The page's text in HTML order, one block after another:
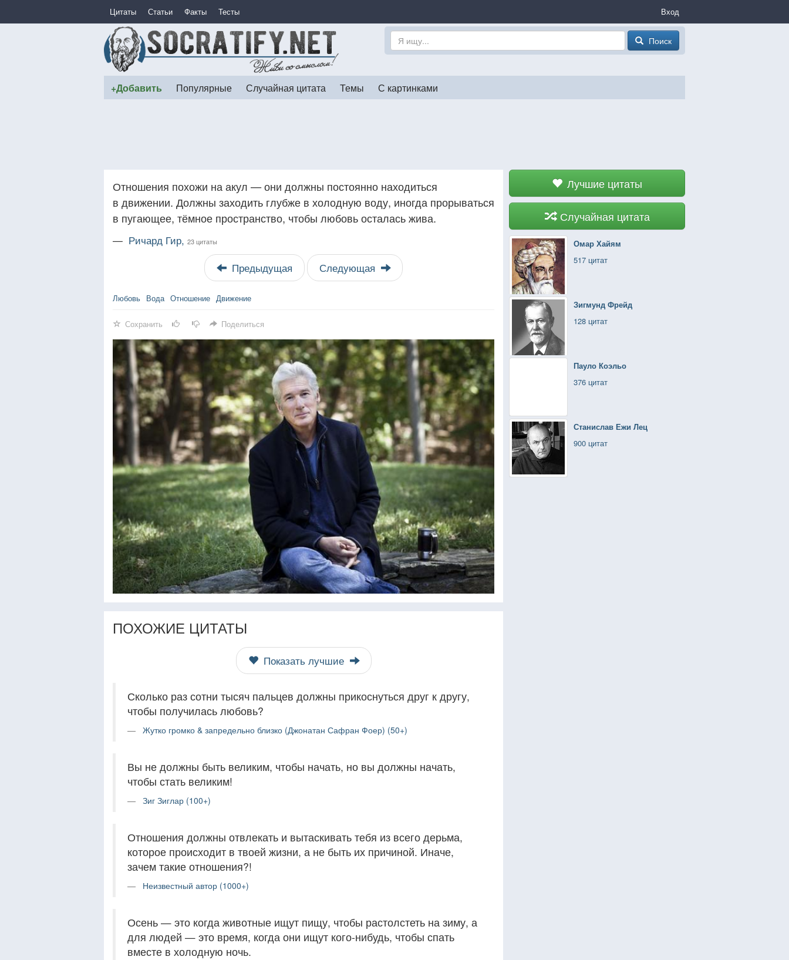
Цитаты Статьи Факты Тесты Вход
Поиск
+Добавить Популярные Случайная цитата Темы С картинками
Лучшие цитаты
Случайная цитата
Омар Хайям
517 цитат
Зигмунд Фрейд
128 цитат
Пауло Коэльо
376 цитат
Станислав Ежи Лец
900 цитат
Отношения похожи на акул — они должны постоянно находиться
в движении. Должны заходить глубже в холодную воду, иногда прорываться
в пугающее, тёмное пространство, чтобы любовь осталась жива.
— Ричард Гир, 23 цитаты
Предыдущая Следующая
Любовь Вода Отношение Движение
Сохранить Поделиться
ПОХОЖИЕ ЦИТАТЫ
Показать лучшие
Сколько раз сотни тысяч пальцев должны прикоснуться друг к другу,
чтобы получилась любовь?
Жутко громко & запредельно близко (Джонатан Сафран Фоер) (50+)
Вы не должны быть великим, чтобы начать, но вы должны начать,
чтобы стать великим!
Зиг Зиглар (100+)
Отношения должны отвлекать и вытаскивать тебя из всего дерьма,
которое происходит в твоей жизни, а не быть их причиной. Иначе,
зачем такие отношения?!
Неизвестный автор (1000+)
Осень — это когда животные ищут пищу, чтобы растолстеть на зиму, а
для людей — это время, когда они ищут кого-нибудь, чтобы спать
вместе в холодную ночь.